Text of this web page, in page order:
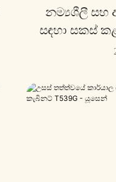
නම්‍යශීලී සහ
සඳහා සකස්